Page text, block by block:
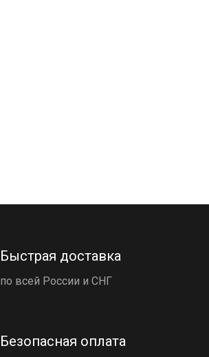
Быстрая доставка
по всей России и СНГ
Безопасная оплата